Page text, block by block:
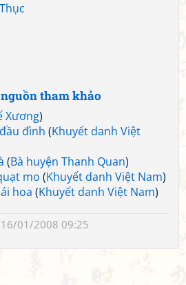
tham khảo
Xương)
đình (Khuyết danh Việt
(Bà huyện Thanh Quan)
mo (Khuyết danh Việt Nam)
hoa (Khuyết danh Việt Nam)
01/2008 09:25